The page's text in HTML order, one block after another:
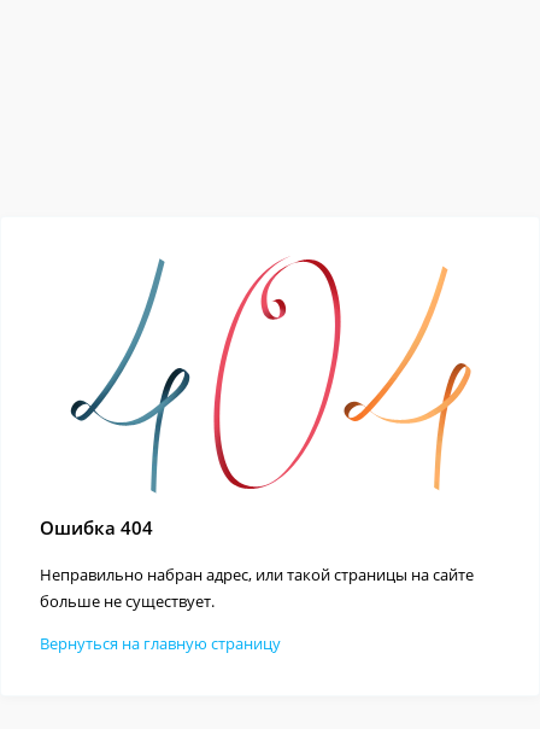
Ошибка 404
Неправильно набран адрес, или такой страницы на сайте
больше не существует.
Вернуться на главную страницу